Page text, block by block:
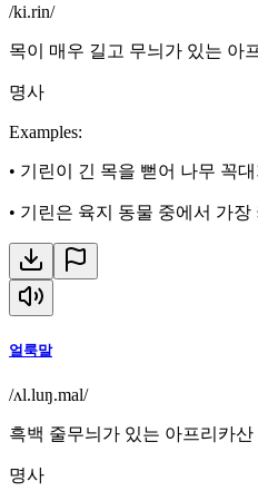
/ki.rin/
목이 매우 길고 무늬가 있는 아
명사
Examples:
• 기린이 긴 목을 뻗어 나무 꼭
• 기린은 육지 동물 중에서 가장
얼룩말
/ʌl.luŋ.mal/
흑백 줄무늬가 있는 아프리카산
명사